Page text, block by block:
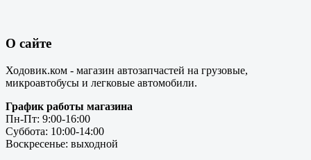
О сайте
Ходовик.ком - магазин автозапчастей на грузовые,
микроавтобусы и легковые автомобили.
График работы магазина
Пн-Пт: 9:00-16:00
Суббота: 10:00-14:00
Воскресенье: выходной